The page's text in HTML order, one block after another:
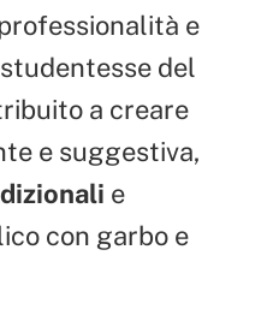
e
del
a creare
e suggestiva,
e
con garbo e